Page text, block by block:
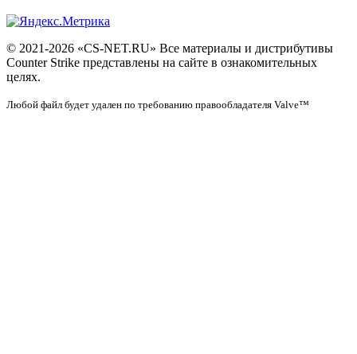
© 2021-2026 «CS-NET.RU» Все материалы и дистрибутивы
Counter Strike представлены на сайте в ознакомительных
целях.
Любой файл будет удален по требованию правообладателя Valve™